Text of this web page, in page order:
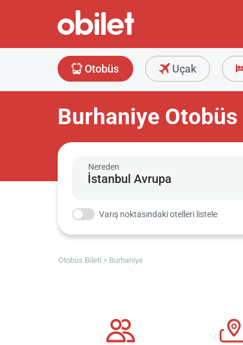
Otobüs Uçak
Burhaniye
Nereden
Varış noktasındaki otelleri listele
Otobüs Bileti Burhaniye